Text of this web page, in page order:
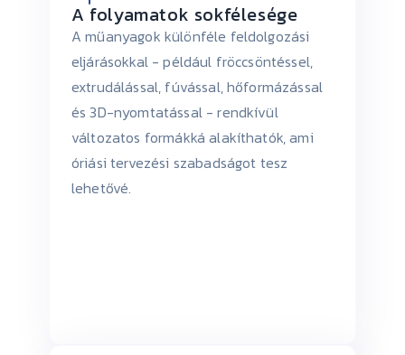
A folyamatok sokfélesége
A műanyagok különféle feldolgozási
eljárásokkal - például fröccsöntéssel,
extrudálással, fúvással, hőformázással
és 3D-nyomtatással - rendkívül
változatos formákká alakíthatók, ami
óriási tervezési szabadságot tesz
lehetővé.